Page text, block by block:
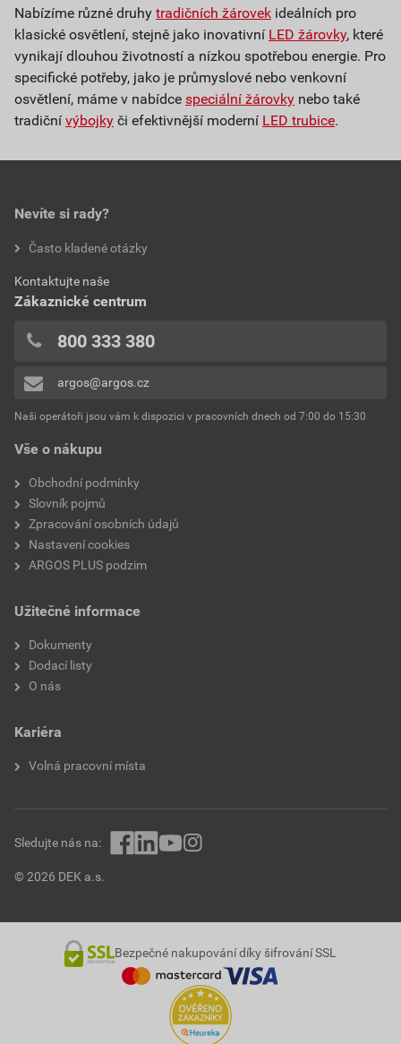
Nabízíme různé druhy tradičních žárovek ideálních pro
klasické osvětlení, stejně jako inovativní LED žárovky, které
vynikají dlouhou životností a nízkou spotřebou energie. Pro
specifické potřeby, jako je průmyslové nebo venkovní
osvětlení, máme v nabídce speciální žárovky nebo také
tradiční výbojky či efektivnější moderní LED trubice.
Vše o nákupu
Obchodní podmínky
Slovník pojmů
Zpracování osobních údajů
Nastavení cookies
ARGOS PLUS podzim
Užitečné informace
Dokumenty
Dodací listy
O nás
Kariéra
Volná pracovní místa
Nevíte si rady?
Často kladené otázky
Kontaktujte naše
Zákaznické centrum
800 333 380
argos@argos.cz
Naši operátoři jsou vám k dispozici v pracovních dnech od 7:00 do 15:30
© 2026 DEK a.s.
Sledujte nás na:
Bezpečné nakupování díky šifrování SSL